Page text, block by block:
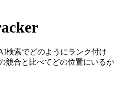
検索でどのようにランク付け
競合と比べてどの位置にいるか